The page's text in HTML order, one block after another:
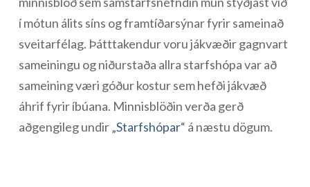
í mótun álits síns og framtíðarsýnar fyrir sameinað
sveitarfélag. Þátttakendur voru jákvæðir gagnvart
sameiningu og niðurstaða allra starfshópa var að
sameining væri góður kostur sem hefði jákvæð
áhrif fyrir íbúana. Minnisblöðin verða gerð
aðgengileg undir „Starfshópar“ á næstu dögum.